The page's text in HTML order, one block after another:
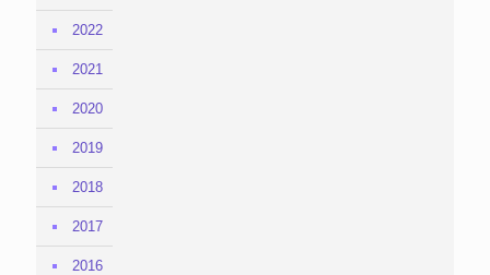
2022
2021
2020
2019
2018
2017
2016